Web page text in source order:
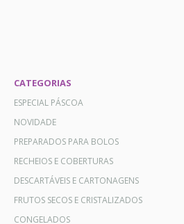
CATEGORIAS
ESPECIAL PÁSCOA
NOVIDADE
PREPARADOS PARA BOLOS
RECHEIOS E COBERTURAS
DESCARTÁVEIS E CARTONAGENS
FRUTOS SECOS E CRISTALIZADOS
CONGELADOS